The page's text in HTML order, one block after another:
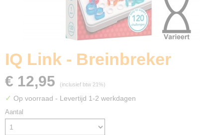
IQ Link - Breinbreker
€ 12,95 (inclusief btw 21%)
✓ Op voorraad - Levertijd 1-2 werkdagen
Aantal